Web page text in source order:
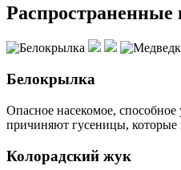
Распространенные
Белокрылка
Опасное насекомое,
причиняют гусеницы, которые
Колорадский жук